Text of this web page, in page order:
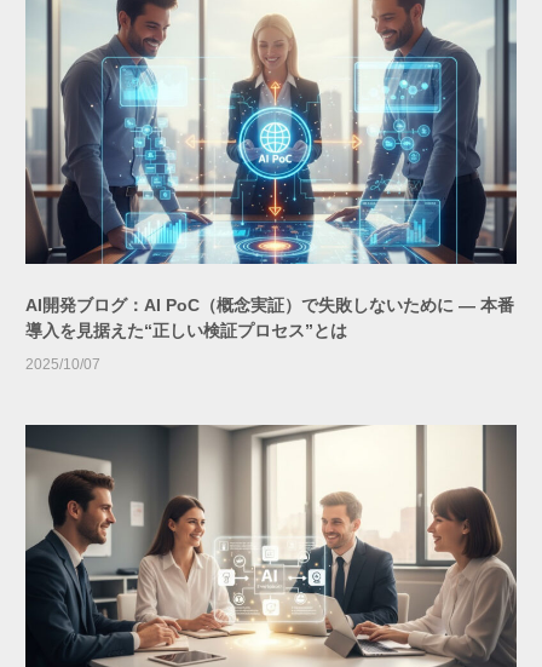
AI開発ブログ：AI PoC（概念実証）で失敗しないために ― 本番
導入を見据えた“正しい検証プロセス”とは
2025/10/07